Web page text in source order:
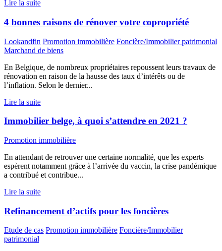
Lire la suite
4 bonnes raisons de rénover votre copropriété
Lookandfin Promotion immobilière Foncière/Immobilier patrimonial
Marchand de biens
En Belgique, de nombreux propriétaires repoussent leurs travaux de
rénovation en raison de la hausse des taux d’intérêts ou de
l’inflation. Selon le dernier...
Lire la suite
Immobilier belge, à quoi s’attendre en 2021 ?
Promotion immobilière
En attendant de retrouver une certaine normalité, que les experts
espèrent notamment grâce à l’arrivée du vaccin, la crise pandémique
a contribué et contribue...
Lire la suite
Refinancement d’actifs pour les foncières
Etude de cas Promotion immobilière Foncière/Immobilier
patrimonial